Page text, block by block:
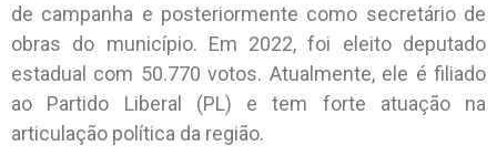
de campanha e posteriormente como secretário de
obras do município. Em 2022, foi eleito deputado
estadual com 50.770 votos. Atualmente, ele é filiado
ao Partido Liberal (PL) e tem forte atuação na
articulação política da região.